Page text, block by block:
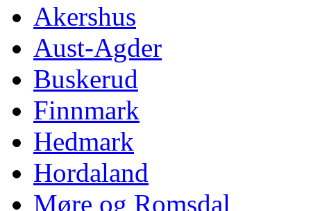
Akershus
Aust-Agder
Buskerud
Finnmark
Hedmark
Hordaland
Møre og Romsdal